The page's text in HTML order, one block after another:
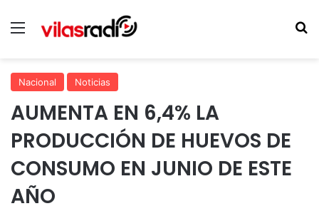
Menú
Nacional Noticias
AUMENTA EN 6,4% LA
PRODUCCIÓN DE HUEVOS DE
CONSUMO EN JUNIO DE ESTE
AÑO